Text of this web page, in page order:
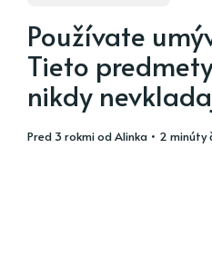
Používate
Tieto
nikdy
pred 3 rokmiodAlinka • 2 minúty